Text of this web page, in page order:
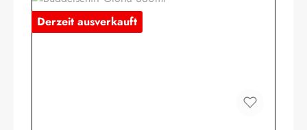
Derzeit ausverkauft